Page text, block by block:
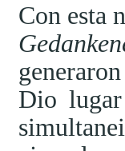
Con esta
Dio